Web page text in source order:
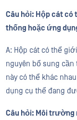
Câu hỏi: Hộp cát có
thống hoặc ứng
A: Hộp cát có thể
nguyên bổ sung cần
này có thể khác
dụng cụ thể đang
Câu hỏi: Môi trường